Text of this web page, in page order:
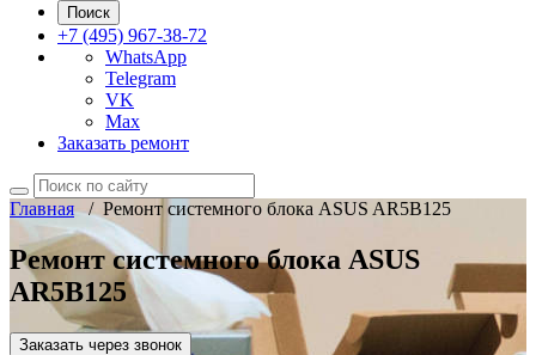
Поиск
+7 (495) 967-38-72
WhatsApp
Telegram
VK
Max
Заказать ремонт
Главная/ Ремонт системного блока ASUS AR5B125
Ремонт системного блока ASUS
AR5B125
Заказать через звонок